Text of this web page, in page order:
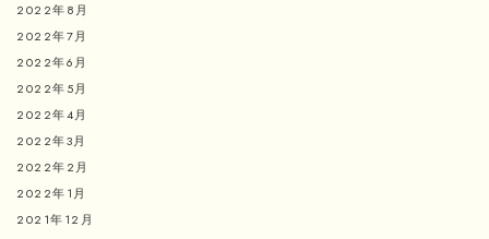
2022年8月
2022年7月
2022年6月
2022年5月
2022年4月
2022年3月
2022年2月
2022年1月
2021年12月